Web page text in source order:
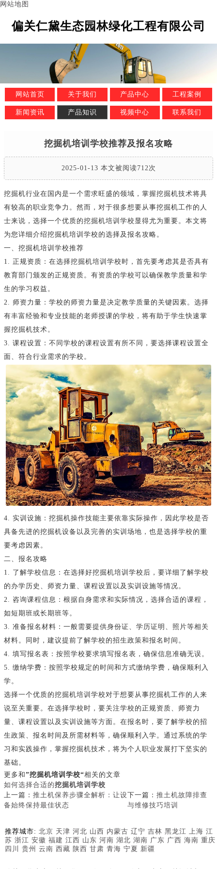
网站地图
偏关仁黛生态园林绿化工程有限公司
网站首页 关于我们 产品中心 工程案例
新闻资讯 产品知识 视频中心 联系我们
挖掘机培训学校推荐及报名攻略
2025-01-13 本文被阅读712次
挖掘机行业在国内是一个需求旺盛的领域，掌握挖掘机技术将具
有较高的职业竞争力。然而，对于很多想要从事挖掘机工作的人
士来说，选择一个优质的挖掘机培训学校显得尤为重要。本文将
为您详细介绍挖掘机培训学校的选择及报名攻略。
一、挖掘机培训学校推荐
1. 正规资质：在选择挖掘机培训学校时，首先要考虑其是否具有
教育部门颁发的正规资质。有资质的学校可以确保教学质量和学
生的学习权益。
2. 师资力量：学校的师资力量是决定教学质量的关键因素。选择
有丰富经验和专业技能的老师授课的学校，将有助于学生快速掌
握挖掘机技术。
3. 课程设置：不同学校的课程设置有所不同，要选择课程设置全
面、符合行业需求的学校。
4. 实训设施：挖掘机操作技能主要依靠实际操作，因此学校是否
具备先进的挖掘机设备以及完善的实训场地，也是选择学校的重
要考虑因素。
二、报名攻略
1. 了解学校信息：在选择好挖掘机培训学校后，要详细了解学校
的办学历史、师资力量、课程设置以及实训设施等情况。
2. 咨询课程信息：根据自身需求和实际情况，选择合适的课程，
如短期班或长期班等。
3. 准备报名材料：一般需要提供身份证、学历证明、照片等相关
材料。同时，建议提前了解学校的招生政策和报名时间。
4. 填写报名表：按照学校要求填写报名表，确保信息准确无误。
5. 缴纳学费：按照学校规定的时间和方式缴纳学费，确保顺利入
学。
选择一个优质的挖掘机培训学校对于想要从事挖掘机工作的人来
说至关重要。在选择学校时，要关注学校的正规资质、师资力
量、课程设置以及实训设施等方面。在报名时，要了解学校的招
生政策、报名时间及所需材料等，确保顺利入学。通过系统的学
习和实践操作，掌握挖掘机技术，将为个人职业发展打下坚实的
基础。
更多和 ”挖掘机培训学校“相关的文章
如何选择合适的挖掘机培训学校
上一篇： 推土机保养步骤全解析：让设
备始终保持最佳状态
下一篇： 推土机故障排查
与维修技巧培训
推荐城市: 北京 天津 河北 山西 内蒙古 辽宁 吉林 黑龙江 上海 江
苏 浙江 安徽 福建 江西 山东 河南 湖北 湖南 广东 广西 海南 重庆
四川
贵州 云南 西藏 陕西 甘肃 青海 宁夏 新疆